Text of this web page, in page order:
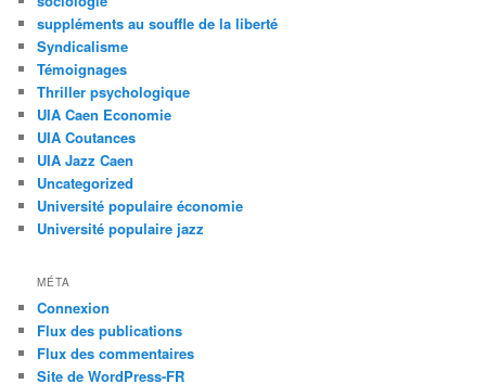
suppléments au souffle de la liberté
Syndicalisme
Témoignages
Thriller psychologique
UIA Caen Economie
UIA Coutances
UIA Jazz Caen
Uncategorized
Université populaire économie
Université populaire jazz
MÉTA
Connexion
Flux des publications
Flux des commentaires
Site de WordPress-FR